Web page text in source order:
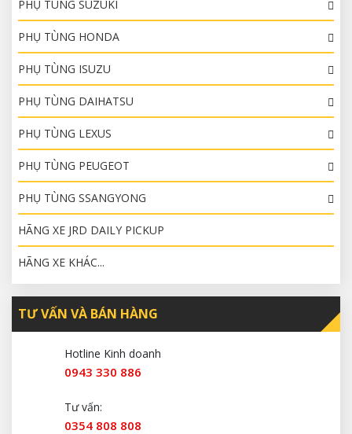
PHỤ TÙNG SUZUKI
PHỤ TÙNG HONDA
PHỤ TÙNG ISUZU
PHỤ TÙNG DAIHATSU
PHỤ TÙNG LEXUS
PHỤ TÙNG PEUGEOT
PHỤ TÙNG SSANGYONG
HÃNG XE JRD DAILY PICKUP
HÃNG XE KHÁC...
TƯ VẤN VÀ BÁN HÀNG
Hotline Kinh doanh
0943 330 886
Tư vấn:
0354 808 808